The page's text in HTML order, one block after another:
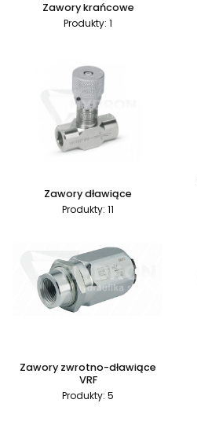
Zawory krańcowe
Produkty: 1
Zawory dławiące
Produkty: 11
Zawory zwrotno-dławiące
VRF
Produkty: 5